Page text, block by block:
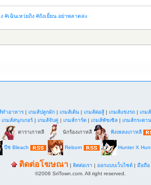
#เฉินเหว่ยถิง #ถังเยี่ยน อย่าพลาดล่ะ
ทำอาหาร| เกมส์ปลูกผัก| เกมส์เต้น| เกมส์ต่อสู้| เกมส์แข่งรถ| เกม
เกมส์สนุกเกอร์ | เกมส์จับคู่ | เกมส์การ์ด | เกมส์พัซเซิล | เกมส์กระดาน
ดาราเกาหลี นักร้องเกาหลี ฟังเพลงเกาหลี
บีช Bleach Reborn Hunter X
ติดต่อโฆษณา| ติดต่อเรา | ออกแบบเว็บไซต์| มือถือ
©2006 SriTown.com. All right reserved.